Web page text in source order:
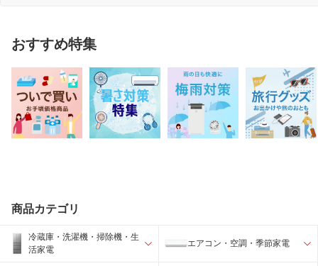
おすすめ特集
商品カテゴリ
冷蔵庫・洗濯機・掃除機・生
活家電
エアコン・空調・季節家電